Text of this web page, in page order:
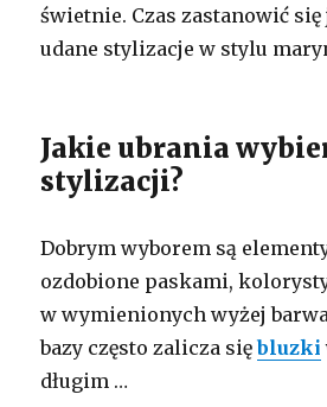
świetnie. Czas zastanowić
udane stylizacje w stylu
Jakie ubrania
stylizacji?
Dobrym wyborem są
ozdobione paskami,
w wymienionych wyżej
bazy często zalicza siębluzki
długim …